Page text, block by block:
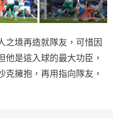
之境再造就隊友，可惜因
他是這入球的最大功臣，
克擁抱，再用指向隊友，